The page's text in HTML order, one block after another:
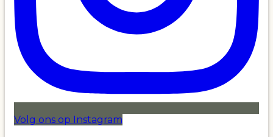
Volg ons op Instagram